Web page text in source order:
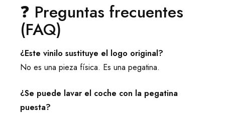
❓ Preguntas frecuentes
(FAQ)
¿Este vinilo sustituye el logo original?
No es una pieza física. Es una pegatina.
¿Se puede lavar el coche con la pegatina
puesta?